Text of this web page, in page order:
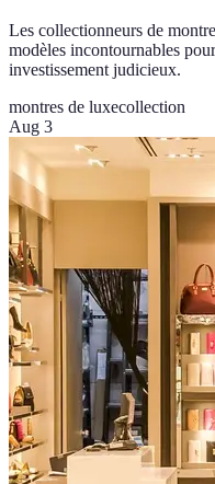
Les collectionneurs de
modèles incontournables
investissement judicieux.
montres de luxecollection
Aug 3